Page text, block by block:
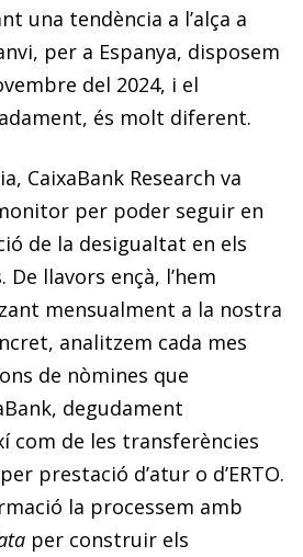
una tendència a l’alça a
per a Espanya, disposem
del 2024, i el
és molt diferent.
CaixaBank Research va
per poder seguir en
de la des­igualtat en els
llavors ençà, l’hem
mensualment a la nostra
analitzem cada mes
de nòmines que
degudament
com de les transferències
prestació d’atur o d’ERTO.
la processem amb
per construir els